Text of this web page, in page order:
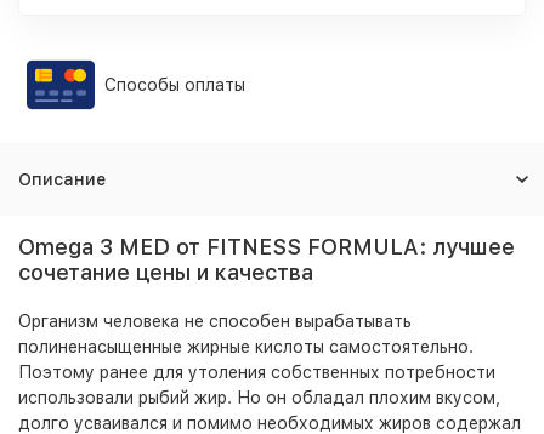
Способы оплаты
Описание
Omega 3 MED от FITNESS FORMULA: лучшее
сочетание цены и качества
Организм человека не способен вырабатывать
полиненасыщенные жирные кислоты самостоятельно.
Поэтому ранее для утоления собственных потребности
использовали рыбий жир. Но он обладал плохим вкусом,
долго усваивался и помимо необходимых жиров содержал